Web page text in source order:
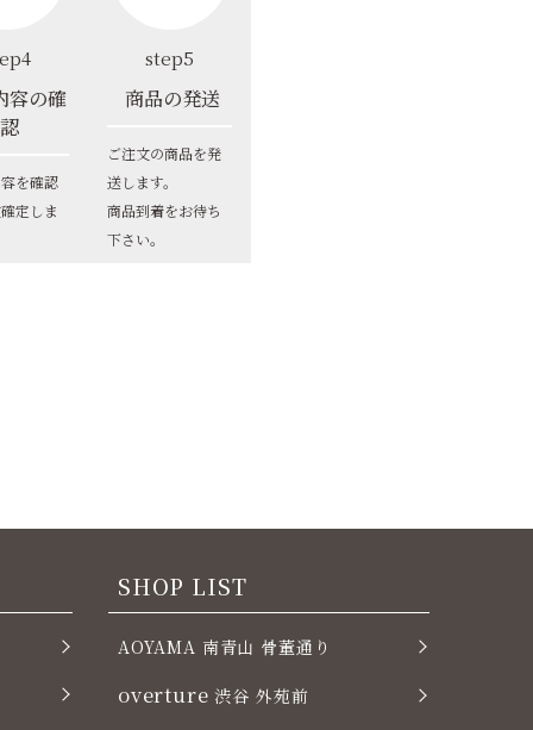
容の確
認
を確認
定しま
step5
商品の発送
ご注文の商品を発
送します。
商品到着をお待ち
下さい。
SHOP LIST
AOYAMA 南青山 骨董通り
overture 渋谷 外苑前